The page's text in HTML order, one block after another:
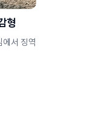
형
서 징역